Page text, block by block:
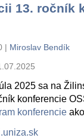
13. ročník
| Miroslav Bendík
2025 sa na
konferencie
konferencie